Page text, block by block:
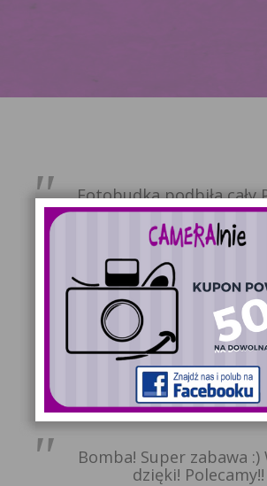
Fotobudka podbiła cały
Super pamiątka dla
ograniczeń !!!
Polecamy! Dziękujemy
zabawę, profesjonalną
wspaniałą pamiątkę!
Bomba! Super zabawa :)
dzięki! Polecamy!!